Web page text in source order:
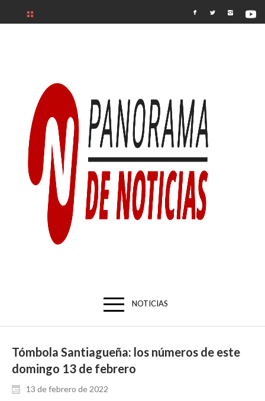
NOTICIAS
Tómbola Santiagueña: los números de este
domingo 13 de febrero
13 de febrero de 2022